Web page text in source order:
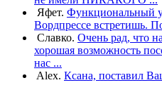
Яфет. Функциональный у
Вордпрессе встретишь.
Славко. Очень рад, что
хорошая возможность
нас ...
Alex. Ксана, поставил